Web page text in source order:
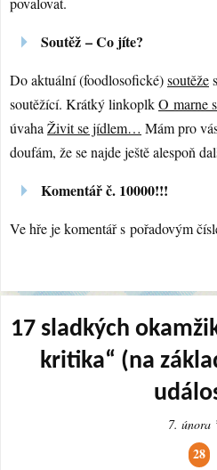
Soutěž – Co jíte?
Do aktuální (foodlosofické)soutěže
soutěžící. Krátký linkoplkO marne
úvaha Živit se jídlem… Mám pro
doufám, že se najde ještě alespoň
Komentář č. 10000!!!
Ve hře je komentář s pořadovým
17 sladkých
kritika“ (na
7. února
28